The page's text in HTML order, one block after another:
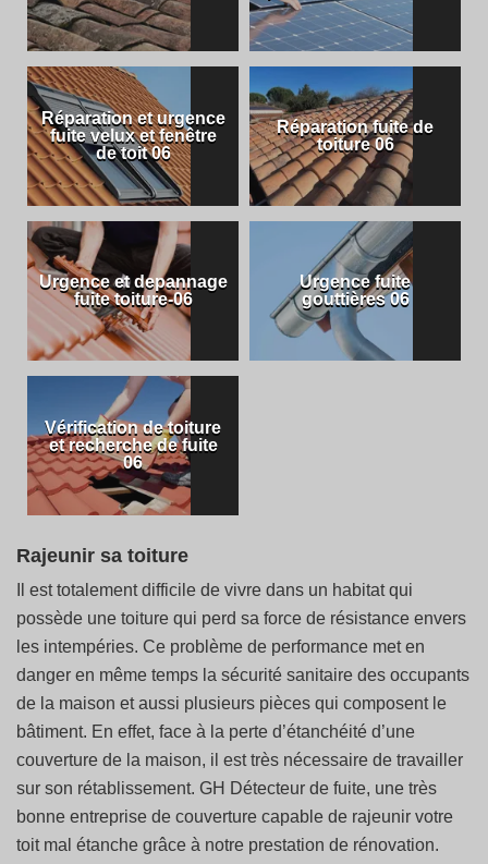
Réparation et urgence
fuite velux et fenêtre
de toit 06
Réparation fuite de
toiture 06
Urgence et depannage
fuite toiture-06
Urgence fuite
gouttières 06
Vérification de toiture
et recherche de fuite
06
Rajeunir sa toiture
Il est totalement difficile de vivre dans un habitat qui
possède une toiture qui perd sa force de résistance envers
les intempéries. Ce problème de performance met en
danger en même temps la sécurité sanitaire des occupants
de la maison et aussi plusieurs pièces qui composent le
bâtiment. En effet, face à la perte d’étanchéité d’une
couverture de la maison, il est très nécessaire de travailler
sur son rétablissement. GH Détecteur de fuite, une très
bonne entreprise de couverture capable de rajeunir votre
toit mal étanche grâce à notre prestation de rénovation.